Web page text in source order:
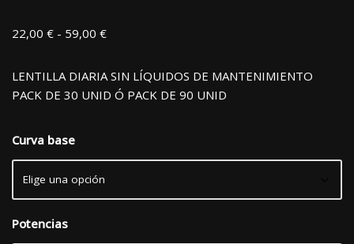
22,00 € - 59,00 €
LENTILLA DIARIA SIN LÍQUIDOS DE MANTENIMIENTO
PACK DE 30 UNID Ó PACK DE 90 UNID
Curva base
Potencias